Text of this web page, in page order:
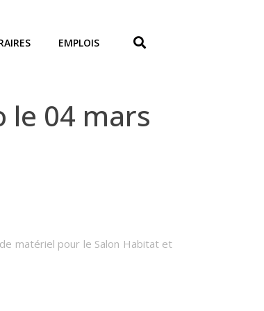
EMPLOIS
le 04 mars
matériel pour le Salon Habitat et